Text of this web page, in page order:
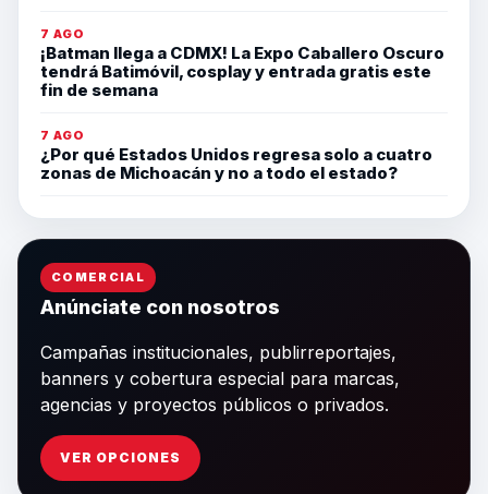
7 AGO
¡Batman llega a CDMX! La Expo Caballero Oscuro
tendrá Batimóvil, cosplay y entrada gratis este
fin de semana
7 AGO
¿Por qué Estados Unidos regresa solo a cuatro
zonas de Michoacán y no a todo el estado?
COMERCIAL
Anúnciate con nosotros
Campañas institucionales, publirreportajes,
banners y cobertura especial para marcas,
agencias y proyectos públicos o privados.
VER OPCIONES